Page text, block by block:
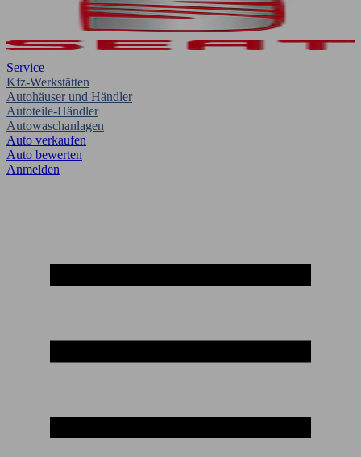
Service
Kfz-Werkstätten
Autohäuser und Händler
Autoteile-Händler
Autowaschanlagen
Auto verkaufen
Auto bewerten
Anmelden